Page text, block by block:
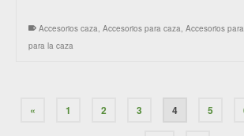
Accesorios caza Accesorios para caza Accesorios
para la caza
« 1 2 3 4 5